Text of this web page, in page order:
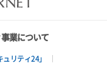
業について
リティ24」